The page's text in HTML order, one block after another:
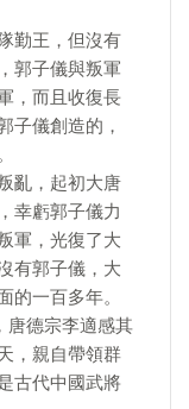
勤王，但沒有
郭子儀與叛軍
，而且收復長
子儀創造的，
亂，起初大唐
幸虧郭子儀力
軍，光復了大
有郭子儀，大
的一百多年。
唐德宗李適感其
，親自帶領群
古代中國武將